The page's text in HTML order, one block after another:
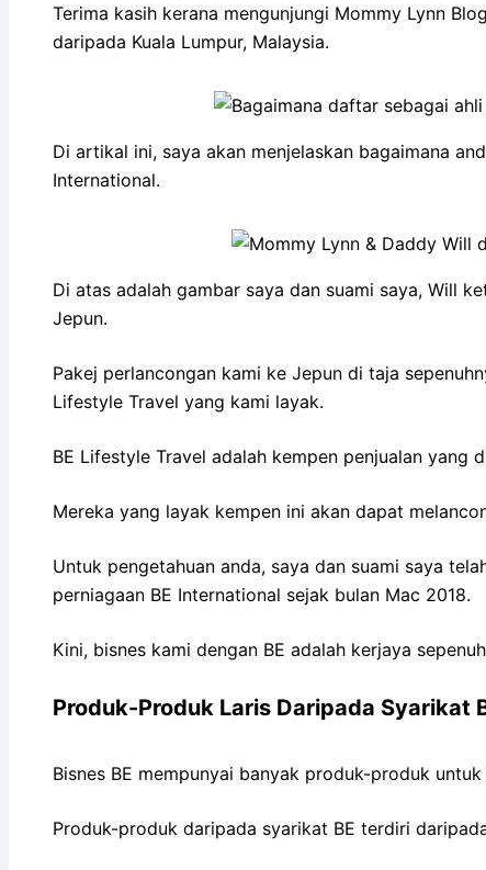
Terima kasih kerana mengunjungi Mommy Lynn
daripada Kuala Lumpur, Malaysia.
Di artikal ini, saya akan menjelaskan bagaimana
International.
Di atas adalah gambar saya dan suami saya, Will
Jepun.
Pakej perlancongan kami ke Jepun di taja
Lifestyle Travel yang kami layak.
BE Lifestyle Travel adalah kempen penjualan yang
Mereka yang layak kempen ini akan dapat
Untuk pengetahuan anda, saya dan suami saya
perniagaan BE International sejak bulan Mac 2018.
Kini, bisnes kami dengan BE adalah kerjaya
Produk-Produk Laris Daripada Syarikat
Bisnes BE mempunyai banyak produk-produk
Produk-produk daripada syarikat BE terdiri